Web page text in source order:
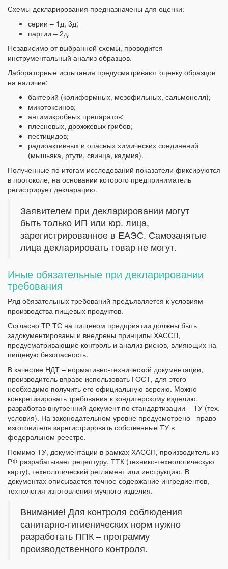
Схемы декларирования предназначены для оценки:
серии – 1д, 3д;
партии – 2д.
Независимо от выбранной схемы, проводится
инструментальный анализ образцов.
Лабораторные испытания предусматривают оценку образцов
на наличие:
бактерий (колиформных, мезофильных, сальмонелл);
микотоксинов;
антимикробных препаратов;
плесневых, дрожжевых грибов;
пестицидов;
радиоактивных и опасных химических соединений
(мышьяка, ртути, свинца, кадмия).
Полученные по итогам исследований показатели фиксируются
в протоколе, на основании которого предприниматель
регистрирует декларацию.
Заявителем при декларировании могут
быть только ИП или юр. лица,
зарегистрированное в ЕАЭС. Самозанятые
лица декларировать товар не могут.
Иные обязательные при декларировании
требования
Ряд обязательных требований предъявляется к условиям
производства пищевых продуктов.
Согласно ТР ТС на пищевом предприятии должны быть
задокументированы и внедрены принципы ХАССП,
предусматривающие контроль и анализ рисков, влияющих на
пищевую безопасность.
В качестве НДТ – нормативно-технической документации,
производитель вправе использовать ГОСТ, для этого
необходимо получить его официальную версию. Можно
конкретизировать требования к кондитерскому изделию,
разработав внутренний документ по стандартизации – ТУ (тех.
условия). На законодательном уровне предусмотрено право
изготовителя зарегистрировать собственные ТУ в
федеральном реестре.
Помимо ТУ, документации в рамках ХАССП, производитель из
РФ разрабатывает рецептуру, ТТК (технико-технологическую
карту), технологический регламент или инструкцию. В
документах описывается точное содержание ингредиентов,
технология изготовления мучного изделия.
Внимание! Для контроля соблюдения
санитарно-гигиенических норм нужно
разработать ППК – программу
производственного контроля.